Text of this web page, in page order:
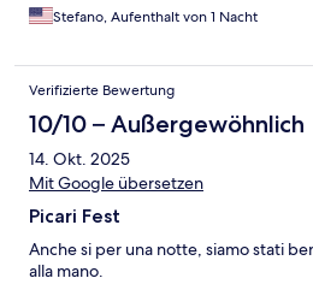
Stefano, Aufenthalt von 1 Nacht
Verifizierte Bewertung
10/10 – Außergewöhnlich
14. Okt. 2025
Mit Google übersetzen
Picari Fest
Anche si per una notte, siamo stati
alla mano.